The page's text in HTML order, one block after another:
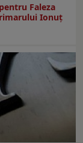
Faleza
Ionuţ